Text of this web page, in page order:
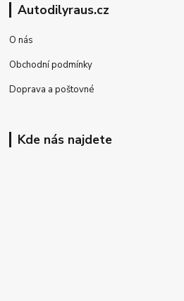
Autodilyraus.cz
O nás
Obchodní podmínky
Doprava a poštovné
Kde nás najdete